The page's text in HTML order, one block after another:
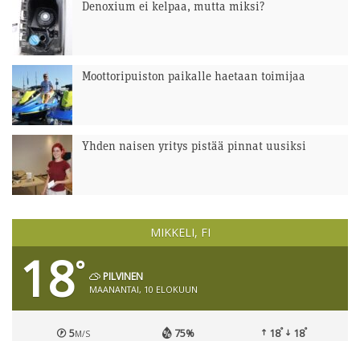
Denoxium ei kelpaa, mutta miksi?
Moottoripuiston paikalle haetaan toimijaa
Yhden naisen yritys pistää pinnat uusiksi
MIKKELI, FI
18° PILVINEN
MAANANTAI, 10 ELOKUUN
5M/S 75% 18° 18°